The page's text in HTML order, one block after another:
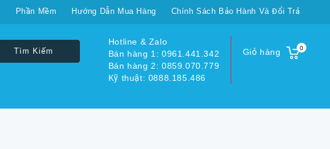
Phần Mềm Hướng Dẫn Mua Hàng Chính Sách Bảo Hành Và Đổi Trả
Giỏ hàng 0
Hotline & Zalo
Bán hàng 1: 0961.441.342
Bán hàng 2: 0859.070.779
Kỹ thuật: 0888.185.486
Tìm Kiếm